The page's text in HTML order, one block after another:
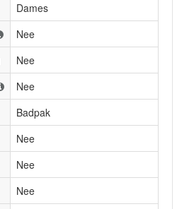
Dames
Nee
Nee
Nee
Badpak
Nee
Nee
Nee